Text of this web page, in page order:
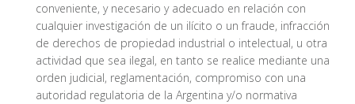
conveniente, y necesario y adecuado en relación con
cualquier investigación de un ilícito o un fraude, infracción
de derechos de propiedad industrial o intelectual, u otra
actividad que sea ilegal, en tanto se realice mediante una
orden judicial, reglamentación, compromiso con una
autoridad regulatoria de la Argentina y/o normativa